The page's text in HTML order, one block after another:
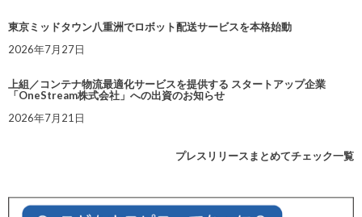
東京ミッドタウン八重洲でロボット配送サービスを本格始動
2026年7月27日
上組／コンテナ物流最適化サービスを提供する スタートアップ企業
「OneStream株式会社」への出資のお知らせ
2026年7月21日
プレスリリースまとめてチェック一覧